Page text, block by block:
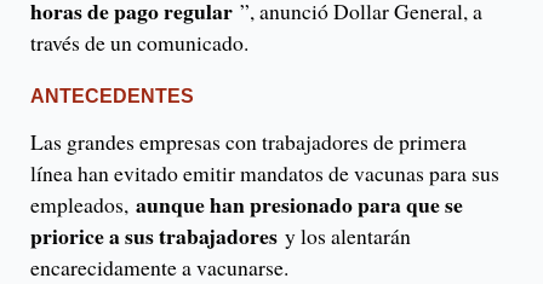
horas de pago regular ”, anunció Dollar General, a
través de un comunicado.
ANTECEDENTES
Las grandes empresas con trabajadores de primera
línea han evitado emitir mandatos de vacunas para sus
empleados, aunque han presionado para que se
priorice a sus trabajadores y los alentarán
encarecidamente a vacunarse.